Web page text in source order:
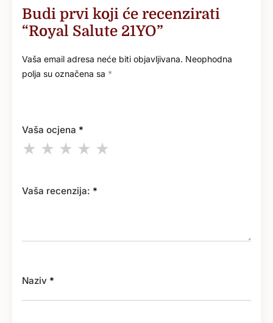
Budi prvi koji će recenzirati
“Royal Salute 21YO”
Vaša email adresa neće biti objavljivana. Neophodna
polja su označena sa *
Vaša ocjena *
Vaša recenzija: *
Naziv *